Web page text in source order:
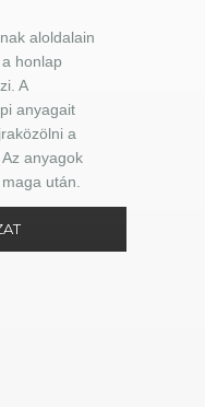
aloldalain
honlap
A
anyagait
a
anyagok
után.